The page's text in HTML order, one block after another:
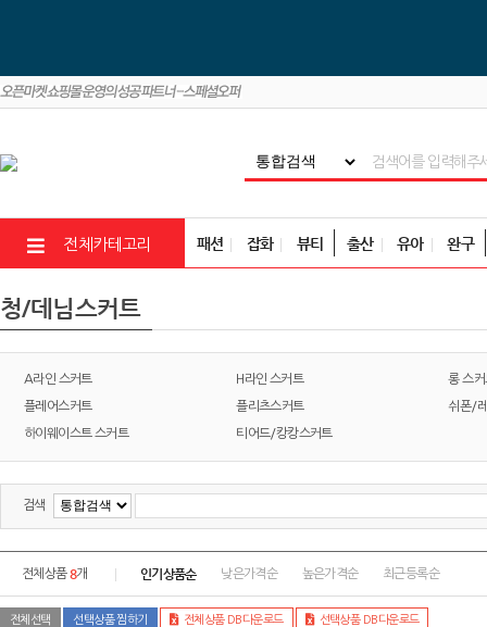
전체카테고리 패션 잡화 뷰티 출산 유아 완구
청/데님스커트
A라인 스커트 H라인 스커트 롱 스커
플레어스커트 플리츠스커트 쉬폰/
하이웨이스트 스커트 티어드/캉캉스커트
검색
전체상품8개 인기상품순 낮은가격순 높은가격순 최근등록순
전체선택 선택상품 찜하기 전체상품 DB다운로드 선택상품 DB다운로드